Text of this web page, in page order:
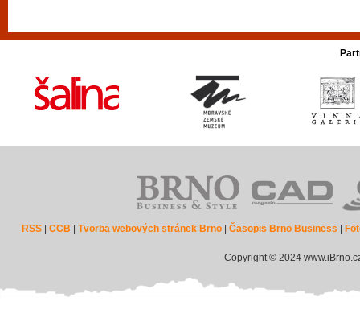
RSS |CCB |Tvorba webových stránek Brno |Časopis Brno Business
Copyright © 2024